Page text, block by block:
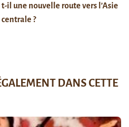
t-il une nouvelle route vers l’Asie
centrale ?
DANS CETTE